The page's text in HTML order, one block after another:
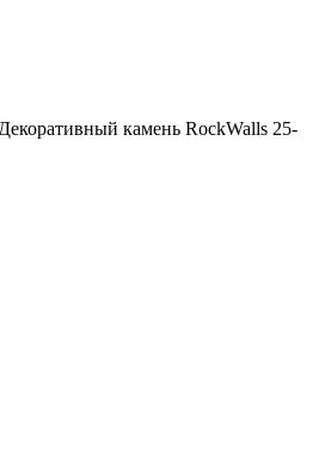
Декоративный камень RockWalls 25-